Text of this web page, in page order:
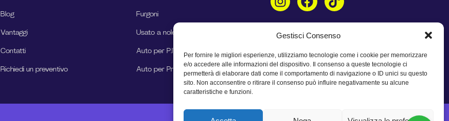
Gestisci Consenso
Per fornire le migliori esperienze, utilizziamo tecnologie come i cookie per memorizzare
e/o accedere alle informazioni del dispositivo. Il consenso a queste tecnologie ci
permetterà di elaborare dati come il comportamento di navigazione o ID unici su questo
sito. Non acconsentire o ritirare il consenso può influire negativamente su alcune
caratteristiche e funzioni.
Blog
Vantaggi
Contatti
Richiedi un preventivo
Furgoni
Usato a noleggio
Auto per P.IVA e Aziende
Auto per Privati